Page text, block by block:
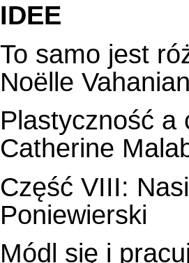
IDEE
To samo jest
Noëlle
Plastyczność a
Catherine
Część VIII:
Poniewierski
Módl się i